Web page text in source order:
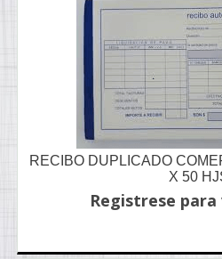
RECIBO DUPLICADO
X 50
Registrese